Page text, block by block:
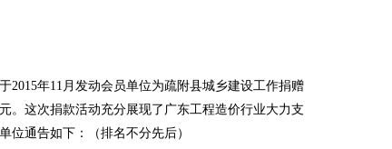
2015年11月发动会员单位为疏附县城乡建设工作捐赠
。这次捐款活动充分展现了广东工程造价行业大力支
位通告如下：（排名不分先后）